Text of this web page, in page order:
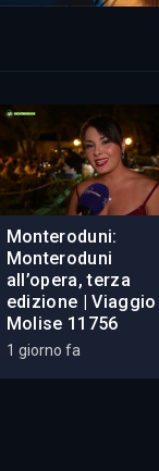
Monteroduni:
Monteroduni
all’opera, terza
edizione | Viaggio
Molise 11756
1 giorno fa